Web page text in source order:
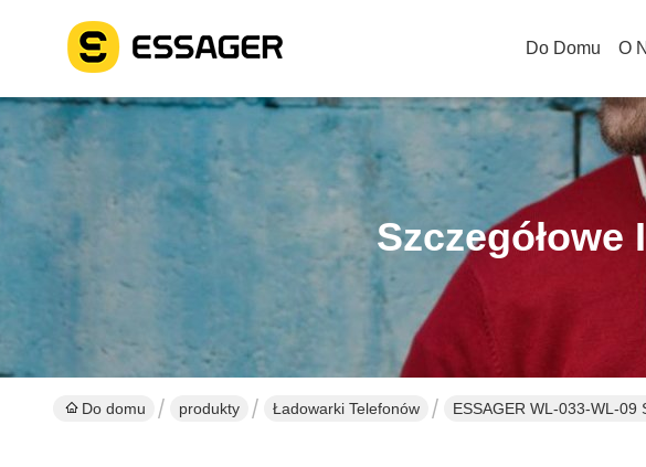
Do Domu O
Do domu produkty Ładowarki Telefonów ESSAGER WL-033-WL-